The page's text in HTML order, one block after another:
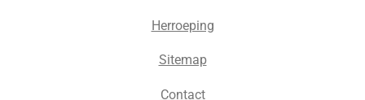
Herroeping
Sitemap
Contact